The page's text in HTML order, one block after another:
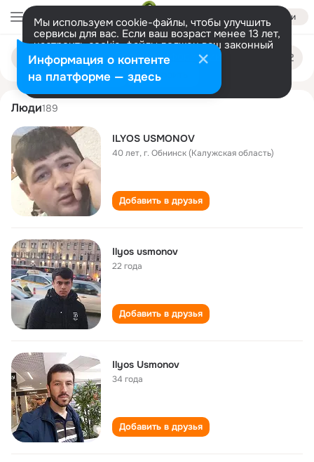
Войти
Мы используем cookie-файлы, чтобы улучшить
сервисы для вас. Если ваш возраст менее 13 лет,
настроить cookie-файлы должен ваш законный
представитель. Больше информации
Разрешить все Настроить
Поиск
людям
ilyos usmonov
Люди189
ILYOS USMONOV
40 лет,г. Обнинск (Калужская область)
Добавить в друзья
Ilyos usmonov
22 года
Добавить в друзья
Ilyos Usmonov
34 года
Добавить в друзья
Информация о контенте
на платформе — здесь